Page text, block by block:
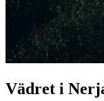
Vädret i